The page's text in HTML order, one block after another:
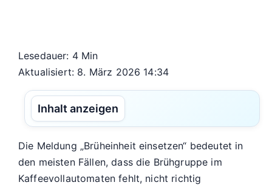
Lesedauer: 4 Min
Aktualisiert: 8. März 2026 14:34
Inhalt anzeigen
Die Meldung „Brüheinheit einsetzen“ bedeutet in
den meisten Fällen, dass die Brühgruppe im
Kaffeevollautomaten fehlt, nicht richtig